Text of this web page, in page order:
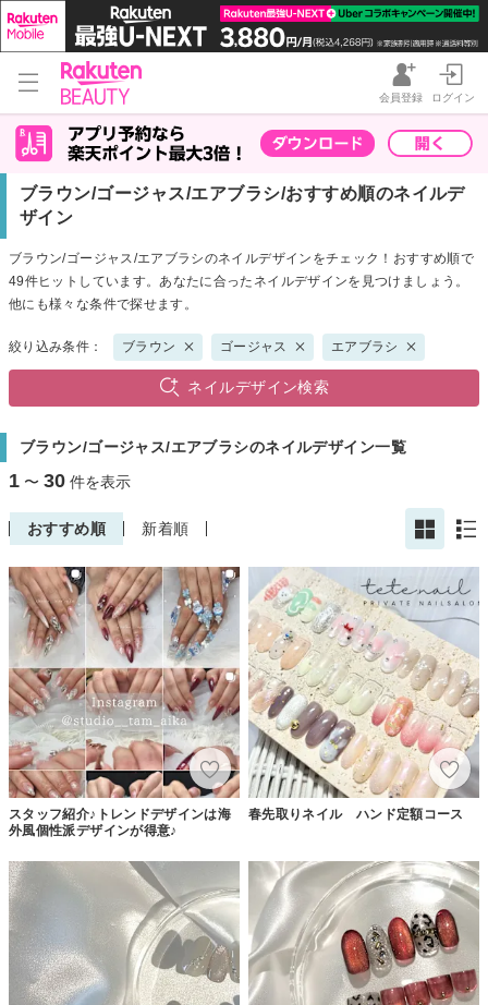
会員登録 ログイン
ブラウン/ゴージャス/エアブラシ/おすすめ順のネイルデ
ザイン
ブラウン/ゴージャス/エアブラシのネイルデザインをチェック！おすすめ順で
49件ヒットしています。あなたに合ったネイルデザインを見つけましょう。
他にも様々な条件で探せます。
絞り込み条件： ブラウン ゴージャス エアブラシ
ネイルデザイン検索
ブラウン/ゴージャス/エアブラシのネイルデザイン一覧
1 〜 30 件を表示
おすすめ順 新着順
スタッフ紹介♪トレンドデザインは海
外風個性派デザインが得意♪
春先取りネイル ハンド定額コース